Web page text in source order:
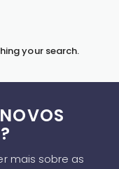
your search.
mais sobre as